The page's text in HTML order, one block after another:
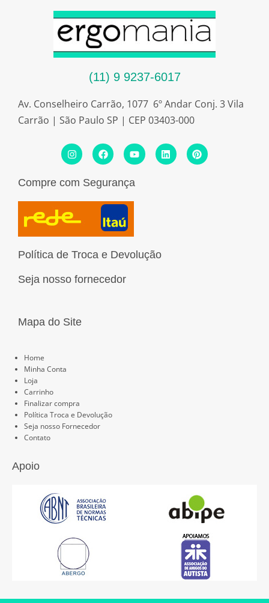
(11) 9 9237-6017
Av. Conselheiro Carrão, 1077 6º Andar Conj. 3 Vila
Carrão | São Paulo SP | CEP 03403-000
I
n
s
a
a
m
F
a
c
b
o
Y
o
u
u
L
i
n
P
i
n
Compre com Segurança
Política de Troca e Devolução
Seja nosso fornecedor
Mapa do Site
Home
Minha Conta
Loja
Carrinho
Finalizar compra
Política Troca e Devolução
Seja nosso Fornecedor
Contato
Apoio